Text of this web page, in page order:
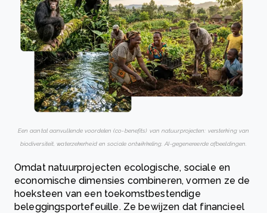
Een aantal aanvullende voordelen (co-benefits) van natuurprojecten: versterking van
biodiversiteit, waterzekerheid en sociale ontwikkeling. AI-gegenereerde afbeeldingen.
Omdat natuurprojecten ecologische, sociale en
economische dimensies combineren, vormen ze de
hoeksteen van een toekomstbestendige
beleggingsportefeuille. Ze bewijzen dat financieel